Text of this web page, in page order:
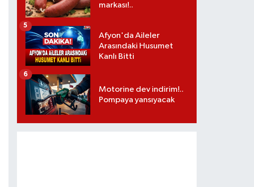
markası!..
Afyon'da Aileler
Arasındaki Husumet
Kanlı Bitti
5
Motorine dev indirim!..
Pompaya yansıyacak
6